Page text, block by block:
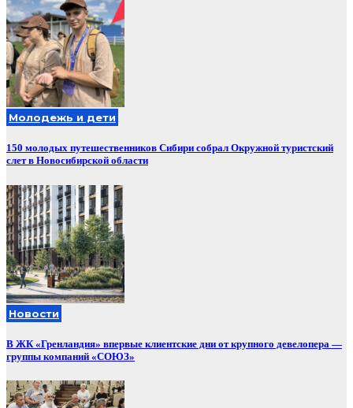
Молодежь и дети
150 молодых путешественников Сибири собрал Окружной туристский
слет в Новосибирской области
Новости
В ЖК «Гренландия» впервые клиентские дни от крупного девелопера —
группы компаний «СОЮЗ»